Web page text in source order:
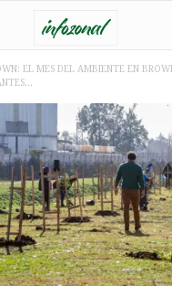
EL MES DEL AMBIENTE EN